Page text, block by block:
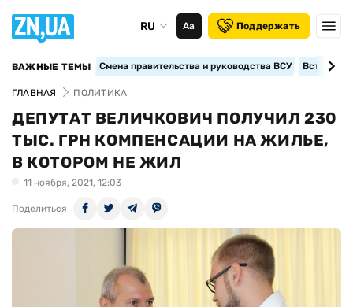
RU Аа Поддержать
ВАЖНЫЕ ТЕМЫ Смена правительства и руководства ВСУ
ГЛАВНАЯ ПОЛИТИКА
ДЕПУТАТ ВЕЛИЧКОВИЧ ПОЛУЧИЛ 230
ТЫС. ГРН КОМПЕНСАЦИИ НА ЖИЛЬЕ,
В КОТОРОМ НЕ ЖИЛ
11 ноября, 2021, 12:03
Поделиться